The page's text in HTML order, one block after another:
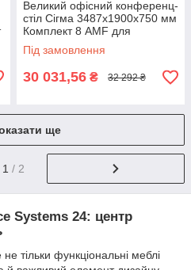
Великий офісний конференц-
стіл Сігма 3487х1900х750 мм
Комплект 8 AMF для
переговорної кімнати В'яз
Ліберті Димчастий Чорний
Під замовлення
30 031,56 ₴ 32 292 ₴
ще
1 / 2
Systems 24: центр
тільки функціональні меблі